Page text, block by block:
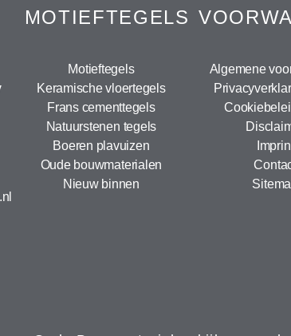
MOTIEFTEGELS
Motieftegels
Keramische vloertegels
Frans cementtegels
Natuurstenen tegels
Boeren plavuizen
Oude bouwmaterialen
Nieuw binnen
Algemene